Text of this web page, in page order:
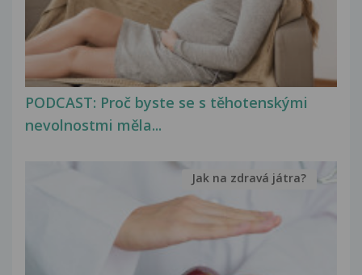
PODCAST: Proč byste se s těhotenskými
nevolnostmi měla...
Jak na zdravá játra?